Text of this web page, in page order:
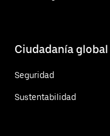
Ciudadanía global
Seguridad
Sustentabilidad